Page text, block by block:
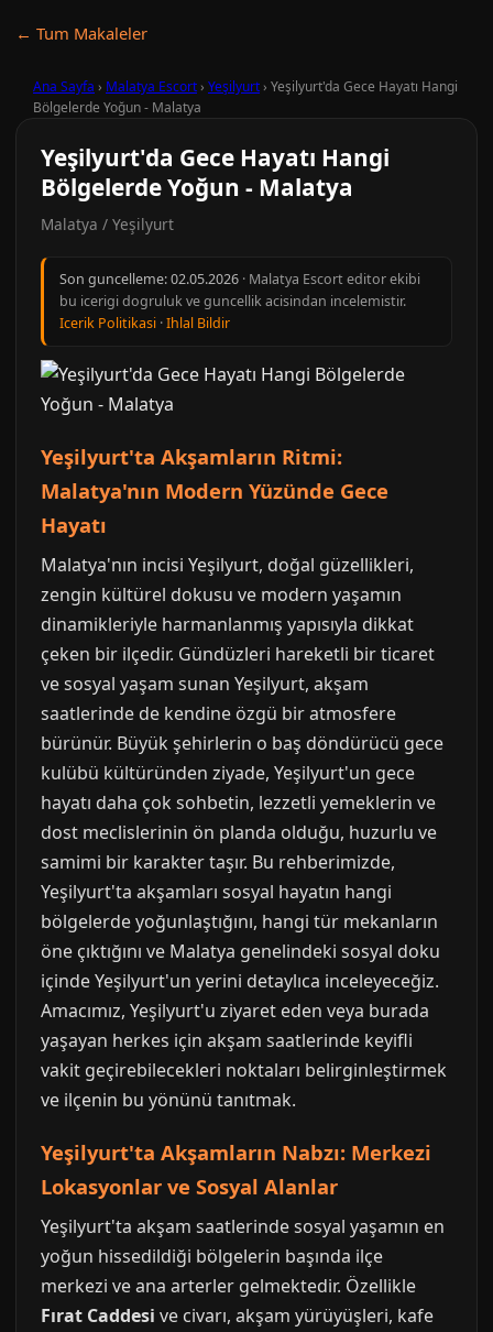
← Tum Makaleler
Ana Sayfa › Malatya Escort› Yeşilyurt› Yeşilyurt'da Gece Hayatı Hangi
Bölgelerde Yoğun - Malatya
Yeşilyurt'da Gece Hayatı Hangi
Bölgelerde Yoğun - Malatya
Malatya / Yeşilyurt
Son guncelleme:02.05.2026 · Malatya Escort editor ekibi
bu icerigi dogruluk ve guncellik acisindan incelemistir.
Icerik Politikasi ·Ihlal Bildir
Yeşilyurt'ta Akşamların Ritmi:
Malatya'nın Modern Yüzünde Gece
Hayatı
Malatya'nın incisi Yeşilyurt, doğal güzellikleri,
zengin kültürel dokusu ve modern yaşamın
dinamikleriyle harmanlanmış yapısıyla dikkat
çeken bir ilçedir. Gündüzleri hareketli bir ticaret
ve sosyal yaşam sunan Yeşilyurt, akşam
saatlerinde de kendine özgü bir atmosfere
bürünür. Büyük şehirlerin o baş döndürücü gece
kulübü kültüründen ziyade, Yeşilyurt'un gece
hayatı daha çok sohbetin, lezzetli yemeklerin ve
dost meclislerinin ön planda olduğu, huzurlu ve
samimi bir karakter taşır. Bu rehberimizde,
Yeşilyurt'ta akşamları sosyal hayatın hangi
bölgelerde yoğunlaştığını, hangi tür mekanların
öne çıktığını ve Malatya genelindeki sosyal doku
içinde Yeşilyurt'un yerini detaylıca inceleyeceğiz.
Amacımız, Yeşilyurt'u ziyaret eden veya burada
yaşayan herkes için akşam saatlerinde keyifli
vakit geçirebilecekleri noktaları belirginleştirmek
ve ilçenin bu yönünü tanıtmak.
Yeşilyurt'ta Akşamların Nabzı: Merkezi
Lokasyonlar ve Sosyal Alanlar
Yeşilyurt'ta akşam saatlerinde sosyal yaşamın en
yoğun hissedildiği bölgelerin başında ilçe
merkezi ve ana arterler gelmektedir. Özellikle
Fırat Caddesi ve civarı, akşam yürüyüşleri, kafe